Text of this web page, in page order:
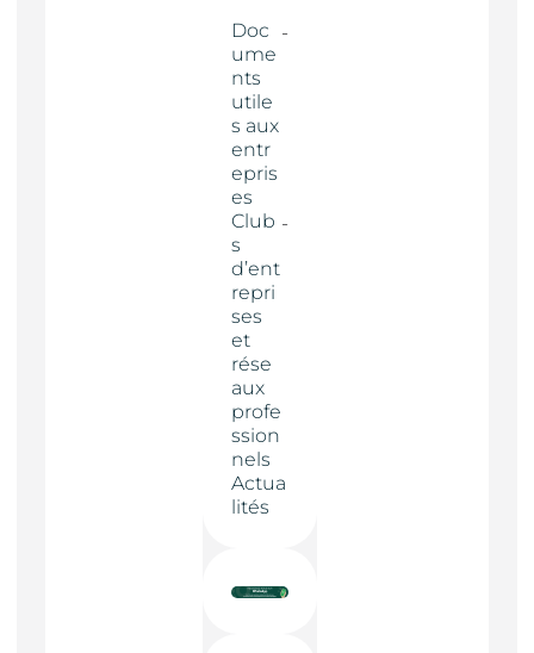
Doc
ume
nts
utile
s aux
entr
epris
es
Club
s
d’ent
repri
ses
et
rése
aux
profe
ssion
nels
Actua
lités